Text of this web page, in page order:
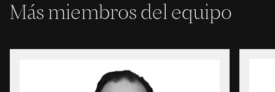
Más miembros del equipo